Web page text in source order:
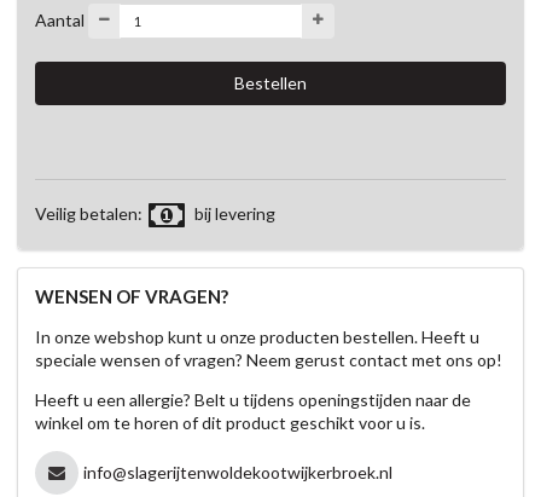
Aantal
Veilig betalen: bij levering
WENSEN OF VRAGEN?
In onze webshop kunt u onze producten bestellen. Heeft u
speciale wensen of vragen? Neem gerust contact met ons op!
Heeft u een allergie? Belt u tijdens openingstijden naar de
winkel om te horen of dit product geschikt voor u is.
info@slagerijtenwoldekootwijkerbroek.nl